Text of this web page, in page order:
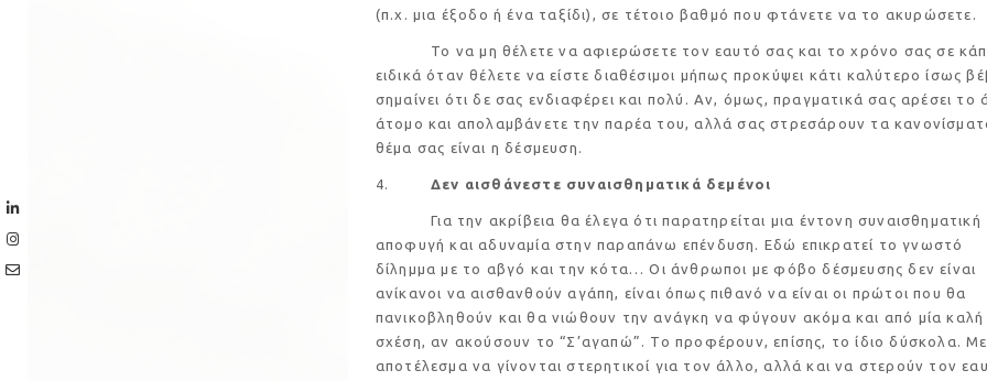
(π.χ. μια έξοδο ή ένα ταξίδι), σε τέτοιο βαθμό που φτάνετε να το ακυρώσετε.
Το να μη θέλετε να αφιερώσετε τον εαυτό σας και το χρόνο σας σε
ειδικά όταν θέλετε να είστε διαθέσιμοι μήπως προκύψει κάτι καλύτερο ίσως
σημαίνει ότι δε σας ενδιαφέρει και πολύ. Αν, όμως, πραγματικά σας αρέσει το
άτομο και απολαμβάνετε την παρέα του, αλλά σας στρεσάρουν τα
θέμα σας είναι η δέσμευση.
4. Δεν αισθάνεστε συναισθηματικά δεμένοι
Για την ακρίβεια θα έλεγα ότι παρατηρείται μια έντονη συναισθηματική
αποφυγή και αδυναμία στην παραπάνω επένδυση. Εδώ επικρατεί το γνωστό
δίλημμα με το αβγό και την κότα… Οι άνθρωποι με φόβο δέσμευσης δεν είναι
ανίκανοι να αισθανθούν αγάπη, είναι όπως πιθανό να είναι οι πρώτοι που θα
πανικοβληθούν και θα νιώθουν την ανάγκη να φύγουν ακόμα και από μία καλή
σχέση, αν ακούσουν το “Σ’αγαπώ”. Το προφέρουν, επίσης, το ίδιο δύσκολα. Με
αποτέλεσμα να γίνονται στερητικοί για τον άλλο, αλλά και να στερούν τον